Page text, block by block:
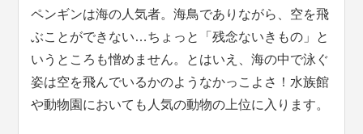
ペンギンは海の人気者。海鳥でありながら、空を飛
ぶことができない…ちょっと「残念ないきもの」と
いうところも憎めません。とはいえ、海の中で泳ぐ
姿は空を飛んでいるかのようなかっこよさ！水族館
や動物園においても人気の動物の上位に入ります。